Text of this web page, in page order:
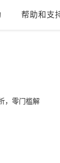
帮助和支
，零门槛解